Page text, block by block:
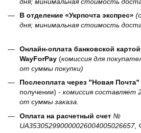
В отделение «Укрпочта экспрес»
дня; минимальная стоимость
Онлайн-оплата банковской
WayForPay (комиссия для
от суммы покупки)
Послеоплата через "Новая Почта"
получении) - комиссия составляет
от суммы заказа.
Оплата на расчетный счет №